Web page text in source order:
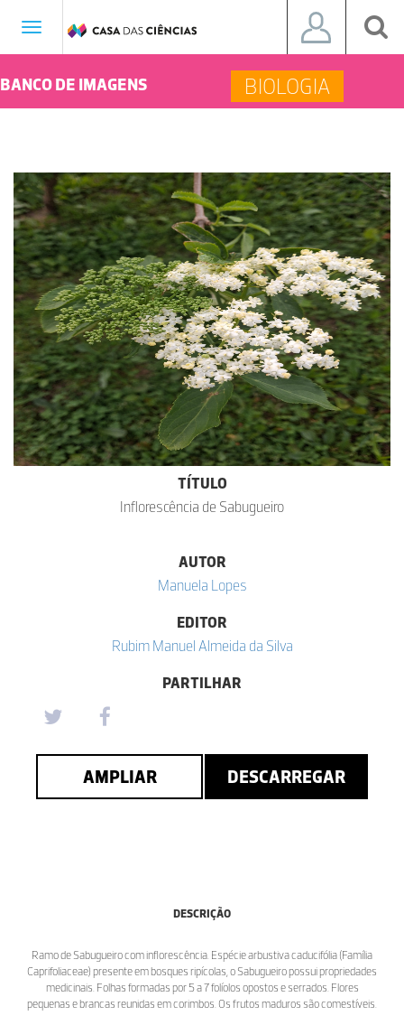
Toggle
BANCO DE IMAGENS BIOLOGIA
TÍTULO
Inflorescência de Sabugueiro
AUTOR
Manuela Lopes
EDITOR
Rubim Manuel Almeida da Silva
PARTILHAR
AMPLIAR DESCARREGAR
DESCRIÇÃO
Ramo de Sabugueiro com inflorescência. Espécie arbustiva caducifólia (Família
Caprifoliaceae) presente em bosques ripícolas, o Sabugueiro possui propriedades
medicinais. Folhas formadas por 5 a 7 folíolos opostos e serrados. Flores
pequenas e brancas reunidas em corimbos. Os frutos maduros são comestíveis.